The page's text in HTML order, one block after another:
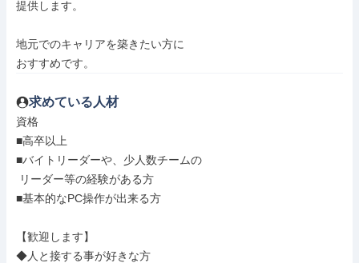
提供します。
地元でのキャリアを築きたい方に
おすすめです。
求めている人材
資格
■高卒以上
■バイトリーダーや、少人数チームの
■基本的なPC操作が出来る方
【歓迎します】
◆人と接する事が好きな方